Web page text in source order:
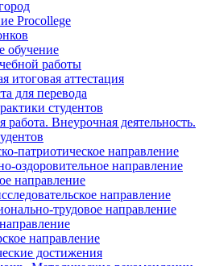
Procollege
обучение
работы
итоговая аттестация
для перевода
студентов
работа. Внеурочная деятельность.
патриотическое направление
оздоровительное направление
направление
направление
трудовое направление
направление
достижения